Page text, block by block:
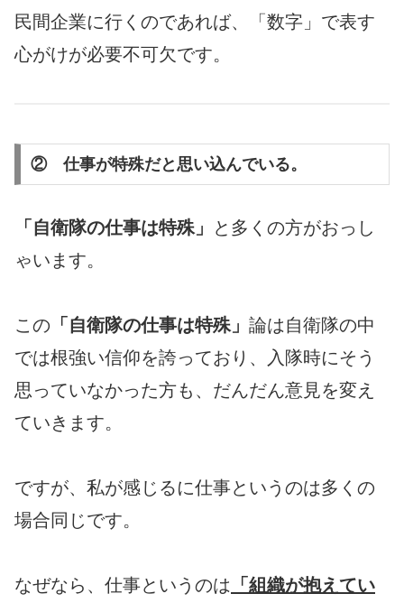
民間企業に行くのであれば、「数字」で表す
心がけが必要不可欠です。
② 仕事が特殊だと思い込んでいる。
「自衛隊の仕事は特殊」
と多くの方がおっし
ゃいます。
この 「自衛隊の仕事は特殊」 論は自衛隊の中
では根強い信仰を誇っており、入隊時にそう
思っていなかった方も、だんだん意見を変え
ていきます。
ですが、私が感じるに仕事というのは多くの
場合同じです。
なぜなら、仕事というのは 「組織が抱えてい